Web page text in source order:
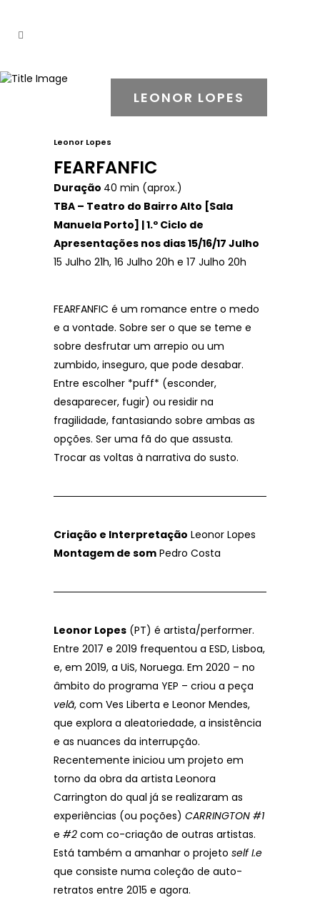
LEONOR LOPES
Leonor Lopes
FEARFANFIC
Duração 40 min (aprox.)
TBA – Teatro do Bairro Alto [Sala
Manuela Porto] | 1.º Ciclo de
Apresentações nos dias 15/16/17 Julho
15 Julho 21h, 16 Julho 20h e 17 Julho 20h
FEARFANFIC é um romance entre o medo
e a vontade. Sobre ser o que se teme e
sobre desfrutar um arrepio ou um
zumbido, inseguro, que pode desabar.
Entre escolher *puff* (esconder,
desaparecer, fugir) ou residir na
fragilidade, fantasiando sobre ambas as
opções. Ser uma fã do que assusta.
Trocar as voltas à narrativa do susto.
Criação e Interpretação Leonor Lopes
Montagem de som Pedro Costa
Leonor Lopes (PT) é artista/performer.
Entre 2017 e 2019 frequentou a ESD, Lisboa,
e, em 2019, a UiS, Noruega. Em 2020 – no
âmbito do programa YEP – criou a peça
velã, com Ves Liberta e Leonor Mendes,
que explora a aleatoriedade, a insistência
e as nuances da interrupção.
Recentemente iniciou um projeto em
torno da obra da artista Leonora
Carrington do qual já se realizaram as
experiências (ou poções) CARRINGTON #1
e #2 com co-criação de outras artistas.
Está também a amanhar o projeto self I.e
que consiste numa coleção de auto-
retratos entre 2015 e agora.